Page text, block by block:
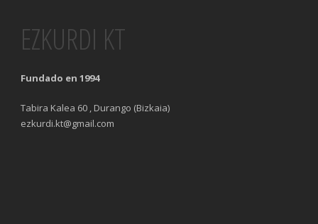
EZKURDI KT
Fundado en 1994
Tabira Kalea 60 , Durango (Bizkaia)
ezkurdi.kt@gmail.com